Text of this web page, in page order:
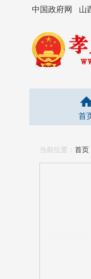
中国政府网 山
首
当前位置： 首页